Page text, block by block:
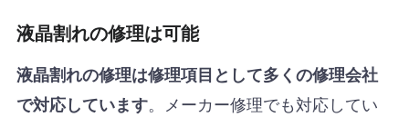
液晶割れの修理は可能
液晶割れの修理は修理項目として多くの修理会社
で対応しています。メーカー修理でも対応してい